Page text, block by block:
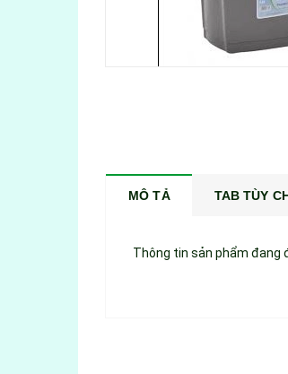
MÔ TẢ TAB TÙY
Thông tin sản phẩm đang